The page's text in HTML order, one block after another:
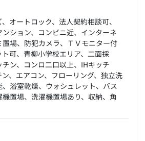
オートロック、法人契約相談可、
ション、コンビニ近、インターネ
場、防犯カメラ、ＴＶモニター付
可、青柳小学校エリア、二面採
ン、コンロ二口以上、IHキッチ
、エアコン、フローリング、独立洗
浴室乾燥、ウォシュレット、バス
機置場、洗濯機置場あり、収納、角